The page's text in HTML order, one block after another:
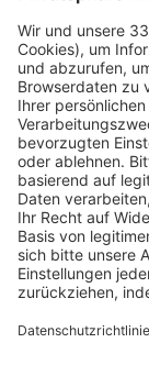
HÄUFIG
Pässe und
BFV-
Trainerbörse
Login SpielPlus
FOLGE DEM